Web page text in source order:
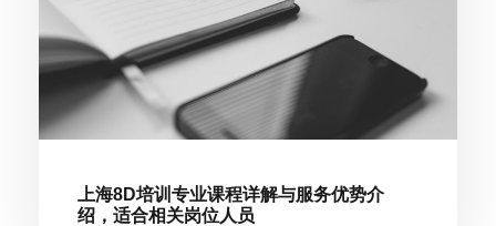
上海8D培训专业课程详解与服务优势介
绍，适合相关岗位人员